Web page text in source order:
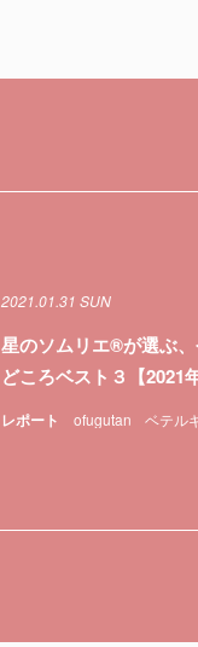
レポート ofugutan ベテル
2021.01.31 SUN
星のソムリエ®が選ぶ
どころベスト３【2021